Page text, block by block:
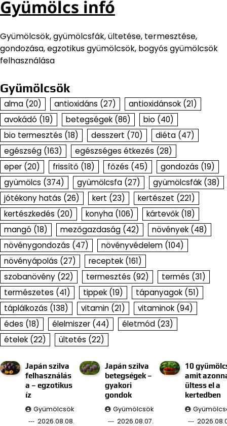
Gyümölcs infó
Gyümölcsök, gyümölcsfák, ültetése, termesztése,
gondozása, egzotikus gyümölcsök, bogyós gyümölcsök
felhasználása
Gyümölcsök
alma (20) antioxidáns (27) antioxidánsok (21)
avokádó (19) betegségek (86) bio (40)
bio termesztés (18) desszert (70) diéta (47)
egészség (163) egészséges étkezés (28)
eper (20) frissítő (18) főzés (45) gondozás (19)
gyümölcs (374) gyümölcsfa (27) gyümölcsfák (38)
jótékony hatás (26) kert (23) kertészet (221)
kertészkedés (20) konyha (106) kártevők (18)
mangó (18) mezőgazdaság (42) növények (48)
növénygondozás (47) növényvédelem (104)
növényápolás (27) receptek (161)
szobanövény (22) termesztés (92) termés (31)
természetes (41) tippek (19) tápanyagok (51)
táplálkozás (138) vitamin (21) vitaminok (94)
édes (18) élelmiszer (44) életmód (23)
ételek (22) ültetés (22)
Japán szilva
felhasználás
a – egzotikus
íz
Gyümölcsök
2026.08.08.
Japán szilva
betegségek –
gyakori
gondok
Gyümölcsök
2026.08.07.
10
amit
ültess el a
kertedben